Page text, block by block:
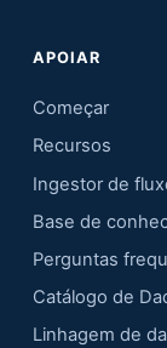
APOIAR
Começar
Recursos
Ingestor de
Base de
Perguntas
Catálogo de
Linhagem de